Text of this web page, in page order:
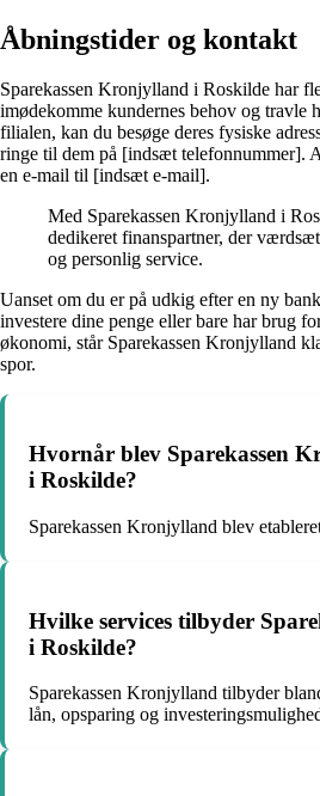
Åbningstider og kontakt
Sparekassen Kronjylland i Roskilde har
imødekomme kundernes behov og travle
filialen, kan du besøge deres fysiske
ringe til dem på [indsæt telefonnummer].
en e-mail til [indsæt e-mail].
Med Sparekassen Kronjylland i
dedikeret finanspartner, der
og personlig service.
Uanset om du er på udkig efter en ny
investere dine penge eller bare har brug
økonomi, står Sparekassen Kronjylland
spor.
Hvornår blev Sparekassen
i Roskilde?
Sparekassen Kronjylland blev
Hvilke services tilbyder
i Roskilde?
Sparekassen Kronjylland tilbyder
lån, opsparing og